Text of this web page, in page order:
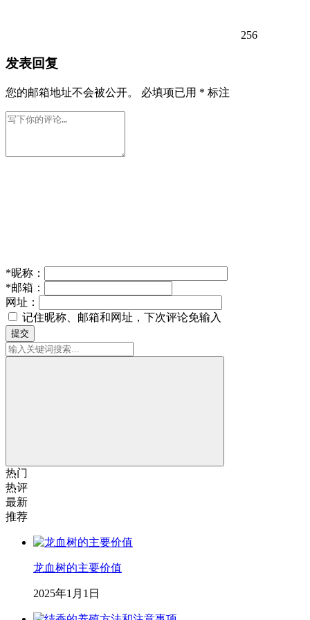
256
发表回复
您的邮箱地址不会被公开。 必填项已用 * 标注
*昵称：
*邮箱：
网址：
记住昵称、邮箱和网址，下次评论免输入
提交
热门
热评
最新
推荐
龙血树的主要价值
2025年1月1日